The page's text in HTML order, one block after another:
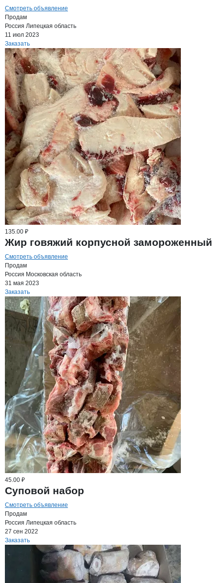
Смотреть объявление
Продам
Россия Липецкая область
11 июл 2023
Заказать
135.00 ₽
Жир говяжий корпусной замороженный
Смотреть объявление
Продам
Россия Московская область
31 мая 2023
Заказать
45.00 ₽
Суповой набор
Смотреть объявление
Продам
Россия Липецкая область
27 сен 2022
Заказать